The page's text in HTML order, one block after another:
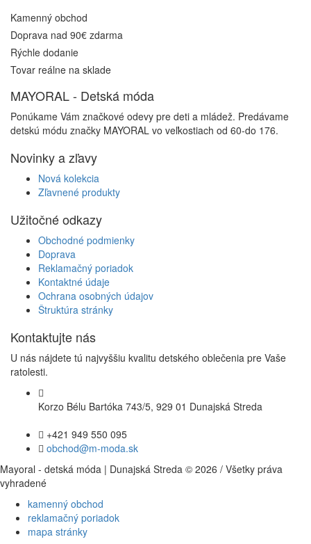
Kamenný obchod
Doprava nad 90€ zdarma
Rýchle dodanie
Tovar reálne na sklade
MAYORAL - Detská móda
Ponúkame Vám značkové odevy pre deti a mládež. Predávame
detskú módu značky MAYORAL vo veľkostiach od 60-do 176.
Novinky a zľavy
Nová kolekcia
Zľavnené produkty
Užitočné odkazy
Obchodné podmienky
Doprava
Reklamačný poriadok
Kontaktné údaje
Ochrana osobných údajov
Štruktúra stránky
Kontaktujte nás
U nás nájdete tú najvyššiu kvalitu detského oblečenia pre Vaše
ratolesti.
Korzo Bélu Bartóka 743/5, 929 01 Dunajská Streda
+421 949 550 095
obchod@m-moda.sk
Mayoral - detská móda | Dunajská Streda © 2026 / Všetky práva
vyhradené
kamenný obchod
reklamačný poriadok
mapa stránky